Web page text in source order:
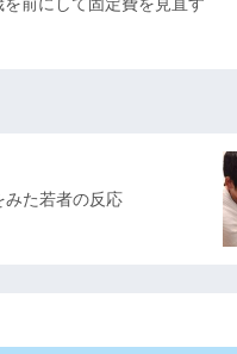
を前にして固定費を見直す
みた若者の反応